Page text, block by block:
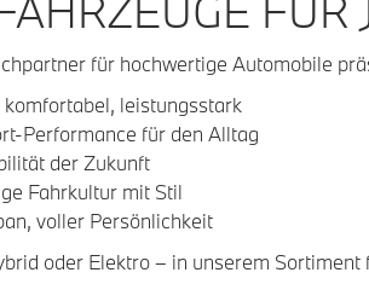
für hochwertige Automobile
komfortabel, leistungsstark
Performance für den Alltag
der Zukunft
Fahrkultur mit Stil
voller Persönlichkeit
oder Elektro – in unserem